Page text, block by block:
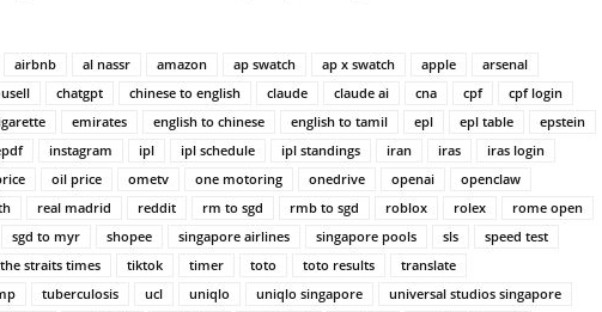
airbnb al nassr amazon ap swatch ap x swatch apple
arsenal
chatgpt chinese to english claude claude ai cna cpf
cpf login
emirates english to chinese english to tamil epl epl table
epstein
instagram ipl ipl schedule ipl standings iran iras
iras login
oil price ometv one motoring onedrive openai
openclaw
real madrid reddit rm to sgd rmb to sgd roblox rolex
rome open
sgd to myr shopee singapore airlines singapore pools sls
speed test
the straits times tiktok timer toto toto results
translate
tuberculosis ucl uniqlo uniqlo singapore
universal studios singapore